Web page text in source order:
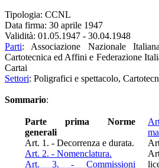
Tipologia: CCNL
Data firma: 30 aprile 1947
Validità: 01.05.1947 - 30.04.1948
Parti: Associazione Nazionale
Cartotecnica ed Affini e Federazione
Cartai
Settori: Poligrafici e spettacolo,
Sommario:
Parte prima Norme
generali
Art. 1. - Decorrenza e durata.
Art. 2. - Nomenclatura.
Art. 3. - Commissioni